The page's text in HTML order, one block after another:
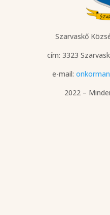
Szarvaskő
cím: 3323
e-mail:
2022 –